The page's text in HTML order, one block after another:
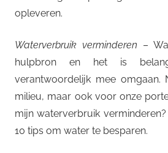
opleveren.
Waterverbruik verminderen –
hulpbron en het is
verantwoordelijk mee omgaan.
milieu, maar ook voor onze
mijn waterverbruik
10 tips om water te besparen.